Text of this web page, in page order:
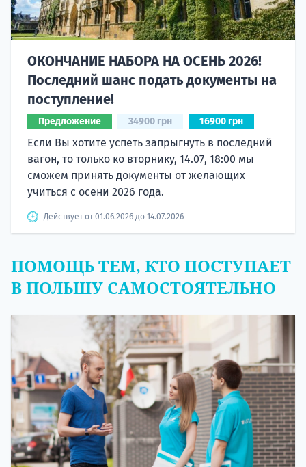
ОКОНЧАНИЕ НАБОРА НА ОСЕНЬ 2026!
Последний шанс подать документы на
поступление!
Предложение 34900 грн 16900 грн
Если Вы хотите успеть запрыгнуть в последний
вагон, то только ко вторнику, 14.07, 18:00 мы
сможем принять документы от желающих
учиться с осени 2026 года.
Действует от 01.06.2026 до 14.07.2026
ПОМОЩЬ ТЕМ, КТО ПОСТУПАЕТ
В ПОЛЬШУ САМОСТОЯТЕЛЬНО